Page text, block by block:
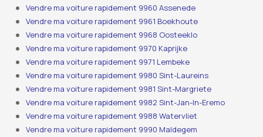
Vendre ma voiture rapidement 9960 Assenede
Vendre ma voiture rapidement 9961 Boekhoute
Vendre ma voiture rapidement 9968 Oosteeklo
Vendre ma voiture rapidement 9970 Kaprijke
Vendre ma voiture rapidement 9971 Lembeke
Vendre ma voiture rapidement 9980 Sint-Laureins
Vendre ma voiture rapidement 9981 Sint-Margriete
Vendre ma voiture rapidement 9982 Sint-Jan-In-Eremo
Vendre ma voiture rapidement 9988 Watervliet
Vendre ma voiture rapidement 9990 Maldegem